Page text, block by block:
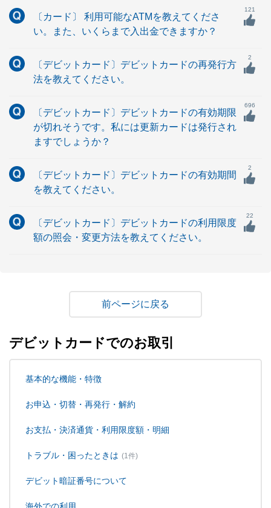
〔カード〕 利用可能なATMを教えてくださ
い。また、いくらまで入出金できますか？
121
〔デビットカード〕デビットカードの再発行方
法を教えてください。
2
〔デビットカード〕デビットカードの有効期限
が切れそうです。私には更新カードは発行され
ますでしょうか？
696
〔デビットカード〕デビットカードの有効期間
を教えてください。
2
〔デビットカード〕デビットカードの利用限度
額の照会・変更方法を教えてください。
22
戻る
デビットカードでのお取引
基本的な機能・特徴
お申込・切替・再発行・解約
お支払・決済通貨・利用限度額・明細
トラブル・困ったときは (1件)
デビット暗証番号について